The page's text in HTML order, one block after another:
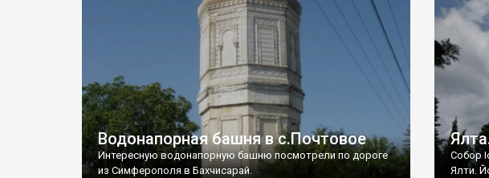
Водонапорная башня в с.Почтовое
Интересную водонапорную башню посмотрели по дороге
из Симферополя в Бахчисарай.
Собор
Ялти.